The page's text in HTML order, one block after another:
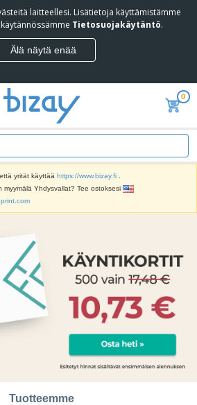
laitteellesi. Lisätietoja käyttämistämme
Tietosuojakäytäntö.
Älä näytä enää
0
yrität käyttää https://www.bizay.fi
myymälä Yhdysvallat? Tee ostoksesi
Tuotteemme